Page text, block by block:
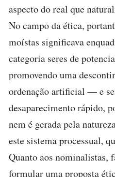
aspecto do real que
No campo da ética,
moístas significava
categoria seres de
promovendo uma
ordenação artificial — e
desaparecimento rápido,
nem é gerada pela
este sistema processual,
Quanto aos nominalistas,
formular uma proposta